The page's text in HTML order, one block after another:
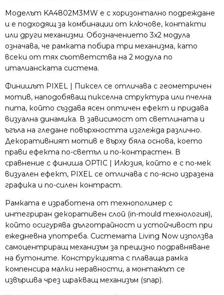
Моделът KA4802M3MW е с хоризонтално подреждане
и е подходящ за комбинации от ключове, контакти
или други механизми. Обозначението 3x2 модула
означава, че рамката побира три механизма, като
всеки от тях съответства на 2 модула по
италианската система.
Финишът PIXEL | Пиксел се отличава с геометричен
мотив, наподобяващ пикселна структура или пчелна
пита, който създава ясен оптичен ефект и придава
визуална динамика. В зависимост от светлината и
ъгъла на гледане повърхността изглежда различно.
Декоративният мотив е върху бяла основа, което
прави ефекта по-светъл и по-контрастен. В
сравнение с финиша OPTIC | Илюзия, който е с по-мек
визуален ефект, PIXEL се отличава с по-ясно изразена
графика и по-силен контраст.
Рамката е изработена от технополимер с
интегриран декоративен слой (in-mould технология),
който осигурява дълготрайност и устойчивост при
ежедневна употреба. Системата Living Now използва
самоцентриращ механизъм за прецизно подравняване
на бутоните. Конструкцията с плаваща рамка
компенсира малки неравности, а монтажът се
извършва чрез щракващ механизъм (snap).